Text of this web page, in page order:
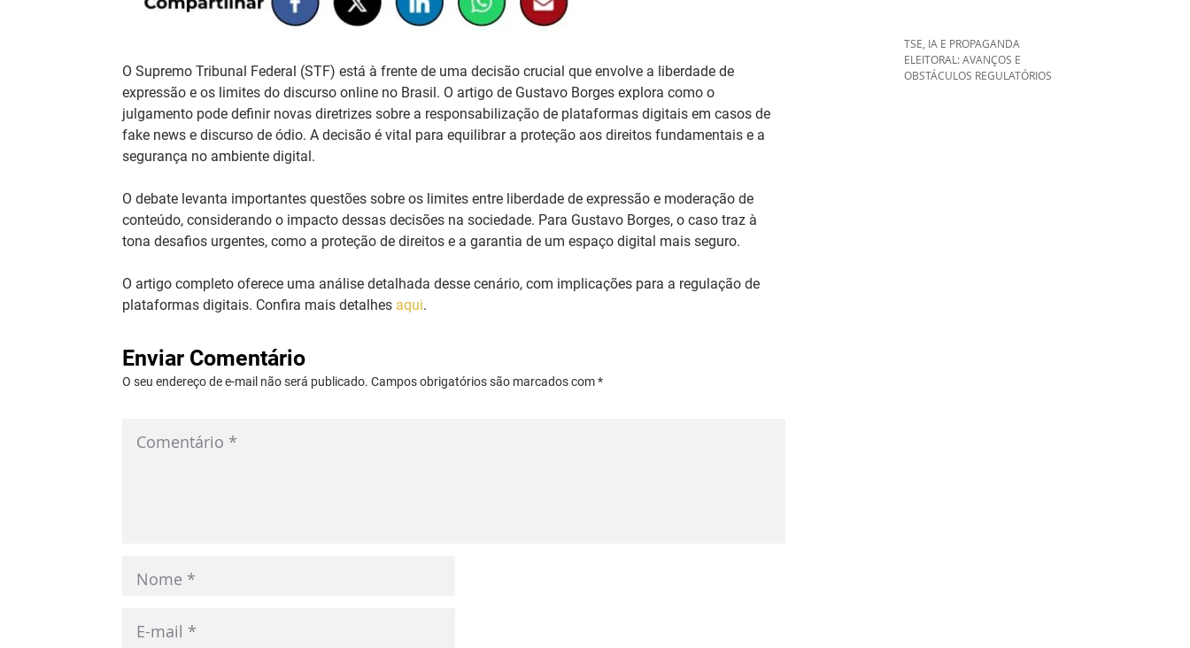
O Supremo Tribunal Federal (STF) está à frente de uma decisão crucial que envolve a liberdade de
expressão e os limites do discurso online no Brasil. O artigo de Gustavo Borges explora como o
julgamento pode definir novas diretrizes sobre a responsabilização de plataformas digitais em casos de
fake news e discurso de ódio. A decisão é vital para equilibrar a proteção aos direitos fundamentais e a
segurança no ambiente digital.
O debate levanta importantes questões sobre os limites entre liberdade de expressão e moderação de
conteúdo, considerando o impacto dessas decisões na sociedade. Para Gustavo Borges, o caso traz à
tona desafios urgentes, como a proteção de direitos e a garantia de um espaço digital mais seguro.
O artigo completo oferece uma análise detalhada desse cenário, com implicações para a regulação de
plataformas digitais. Confira mais detalhes aqui.
Enviar Comentário
O seu endereço de e-mail não será publicado. Campos obrigatórios são marcados com *
TSE, IA E PROPAGANDA
ELEITORAL: AVANÇOS E
OBSTÁCULOS REGULATÓRIOS